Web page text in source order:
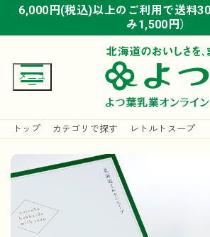
6,000円(税込)以上のご利用で送料
み1,500円）
6,000円(税込)以上のご利用で送料
み1,500円）
6,000円(税込)以上のご利用で送料
み1,500円）
トップ カテゴリで探す レトルトスープ